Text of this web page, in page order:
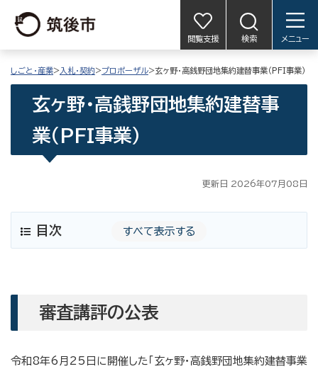
閲覧支援 検索 メニュー
しごと・産業>入札・契約>プロポーザル>玄ヶ野・高銭野団地集約建替事業（PFI事業）
玄ヶ野・高銭野団地集約建替事
業（PFI事業）
更新日 2026年07月08日
目次 すべて表示する
審査講評の公表
令和8年6月25日に開催した「玄ヶ野・高銭野団地集約建替事業